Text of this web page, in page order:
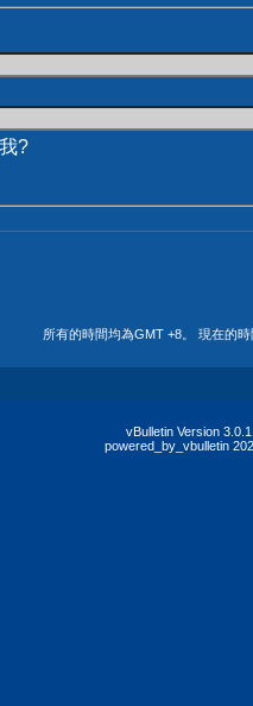
?
所有的時間均為GMT +8。 現在的時
vBulletin Version 3.0.1
powered_by_vbulletin